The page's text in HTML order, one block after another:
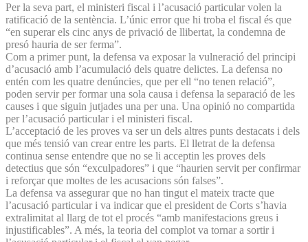
Per la seva part, el ministeri fiscal i l’acusació particular volen la
ratificació de la sentència. L’únic error que hi troba el fiscal és que
“en superar els cinc anys de privació de llibertat, la condemna de
presó hauria de ser ferma”.
Com a primer punt, la defensa va exposar la vulneració del principi
d’acusació amb l’acumulació dels quatre delictes. La defensa no
entén com les quatre denúncies, que per ell “no tenen relació”,
poden servir per formar una sola causa i defensa la separació de les
causes i que siguin jutjades una per una. Una opinió no compartida
per l’acusació particular i el ministeri fiscal.
L’acceptació de les proves va ser un dels altres punts destacats i dels
que més tensió van crear entre les parts. El lletrat de la defensa
continua sense entendre que no se li acceptin les proves dels
detectius que són “exculpadores” i que “haurien servit per confirmar
i reforçar que moltes de les acusacions són falses”.
La defensa va assegurar que no han tingut el mateix tracte que
l’acusació particular i va indicar que el president de Corts s’havia
extralimitat al llarg de tot el procés “amb manifestacions greus i
injustificables”. A més, la teoria del complot va tornar a sortir i